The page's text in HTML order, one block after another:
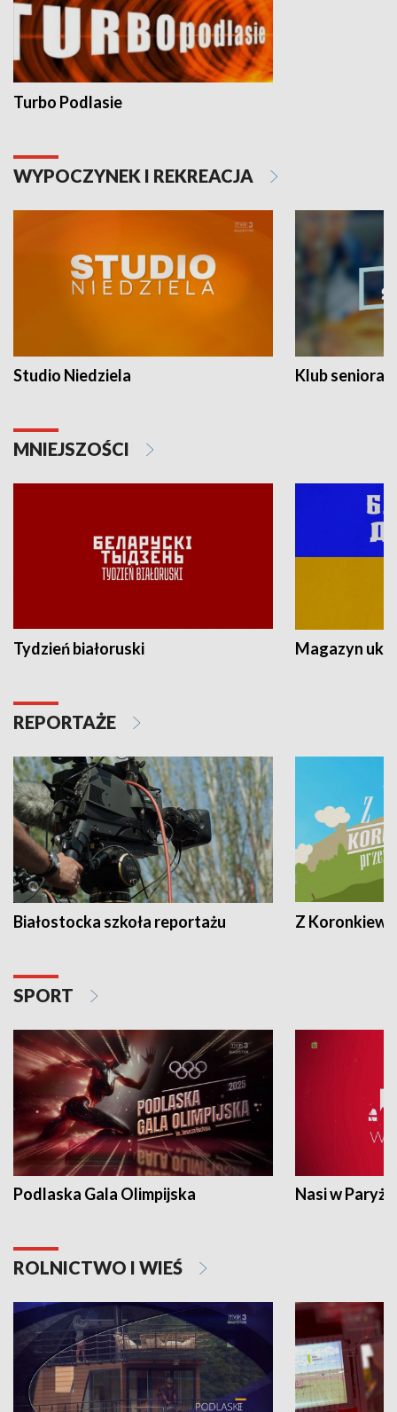
Turbo Podlasie
WYPOCZYNEK I REKREACJA
Studio Niedziela Klub seniora
MNIEJSZOŚCI
Tydzień białoruski Magazyn
REPORTAŻE
Białostocka szkoła reportażu Z
SPORT
Podlaska Gala Olimpijska Nasi w Paryżu
ROLNICTWO I WIEŚ